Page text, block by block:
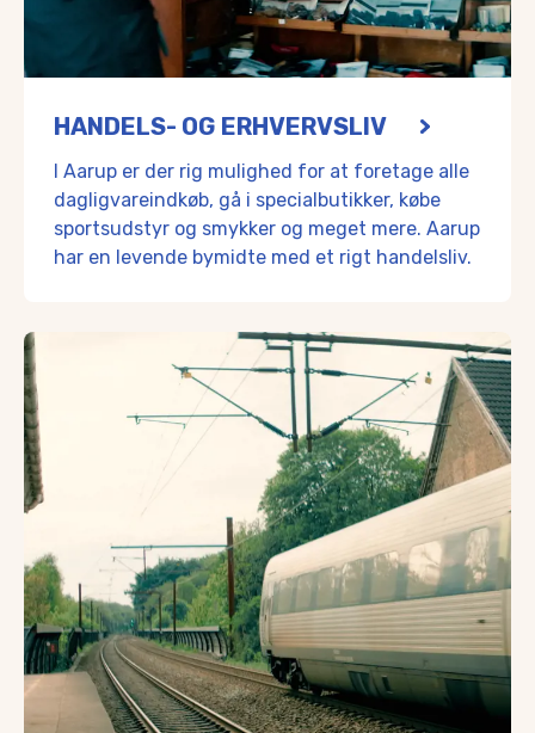
HANDELS- OG ERHVERVSLIV
I Aarup er der rig mulighed for at foretage alle
dagligvareindkøb, gå i specialbutikker, købe
sportsudstyr og smykker og meget mere. Aarup
har en levende bymidte med et rigt handelsliv.